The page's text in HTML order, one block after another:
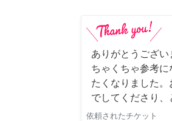
ありがとうござ
ちゃくちゃ参考
たくなりました
でしてくださり、
依頼されたチケット